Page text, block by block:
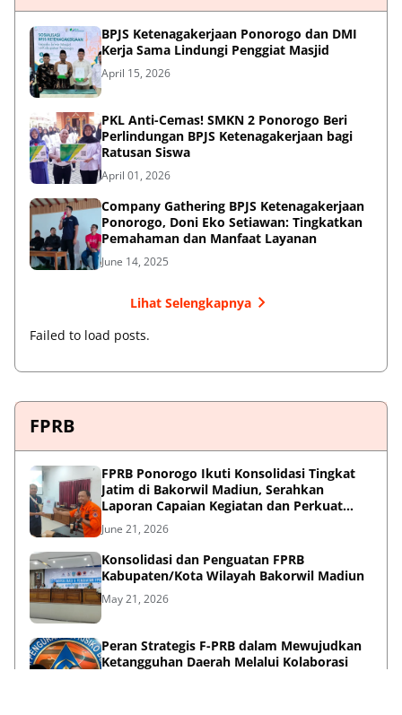
BPJS Ketenagakerjaan Ponorogo dan DMI
Kerja Sama Lindungi Penggiat Masjid
April 15, 2026
PKL Anti-Cemas! SMKN 2 Ponorogo Beri
Perlindungan BPJS Ketenagakerjaan bagi
Ratusan Siswa
April 01, 2026
Company Gathering BPJS Ketenagakerjaan
Ponorogo, Doni Eko Setiawan: Tingkatkan
Pemahaman dan Manfaat Layanan
June 14, 2025
Lihat Selengkapnya
Failed to load posts.
FPRB
FPRB Ponorogo Ikuti Konsolidasi Tingkat
Jatim di Bakorwil Madiun, Serahkan
Laporan Capaian Kegiatan dan Perkuat
Sinergi Pentahelix
June 21, 2026
Konsolidasi dan Penguatan FPRB
Kabupaten/Kota Wilayah Bakorwil Madiun
May 21, 2026
Peran Strategis F-PRB dalam Mewujudkan
Ketangguhan Daerah Melalui Kolaborasi